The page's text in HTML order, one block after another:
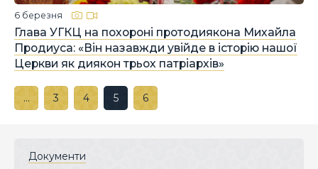
Глава УГКЦ на похороні протодиякона Михайла
Продиуса: «Він назавжди увійде в історію нашої
Церкви як диякон трьох патріархів»
6 березня
… 3 4 5 6
Документи